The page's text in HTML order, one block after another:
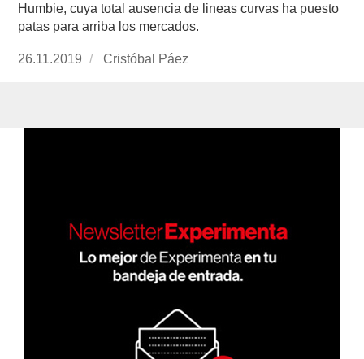
Humbie, cuya total ausencia de lineas curvas ha puesto
patas para arriba los mercados.
Publicado
26.11.2019
https://www.experimenta.es/author/cristobal-
Cristóbal Páez